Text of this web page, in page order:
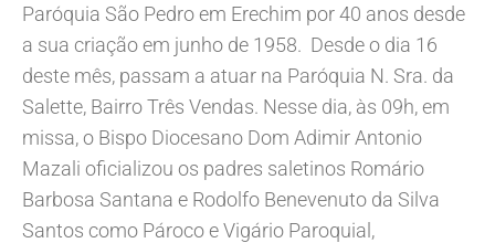
Paróquia São Pedro em Erechim por 40 anos desde
a sua criação em junho de 1958. Desde o dia 16
deste mês, passam a atuar na Paróquia N. Sra. da
Salette, Bairro Três Vendas. Nesse dia, às 09h, em
missa, o Bispo Diocesano Dom Adimir Antonio
Mazali oficializou os padres saletinos Romário
Barbosa Santana e Rodolfo Benevenuto da Silva
Santos como Pároco e Vigário Paroquial,